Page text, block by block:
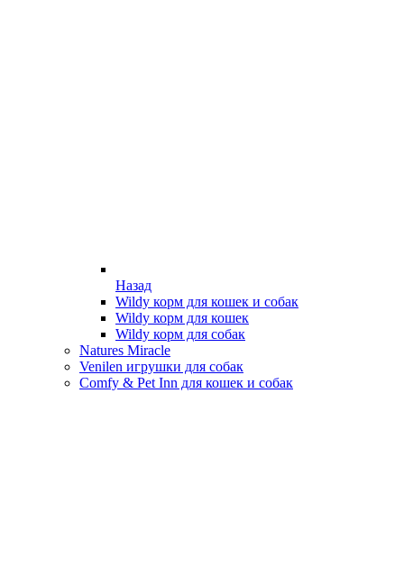
Назад
Wildy корм для кошек и собак
Wildy корм для кошек
Wildy корм для собак
Natures Miracle
Venilen игрушки для собак
Comfy & Pet Inn для кошек и собак